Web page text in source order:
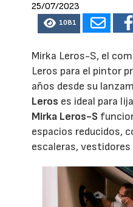
25/07/2023
1081
Mirka Leros-S, el
Leros para el pintor
años desde su
Leros es ideal para
Mirka Leros-S
espacios reducidos,
escaleras,